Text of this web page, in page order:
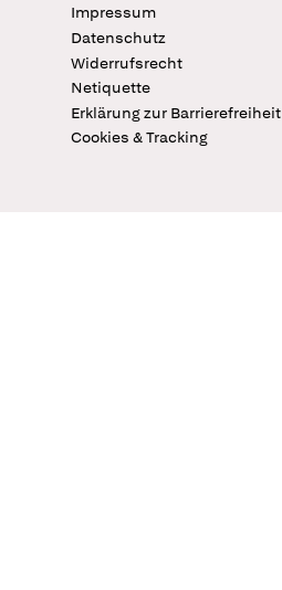
Impressum
Datenschutz
Widerrufsrecht
Netiquette
Erklärung zur Barrierefreiheit
Cookies & Tracking